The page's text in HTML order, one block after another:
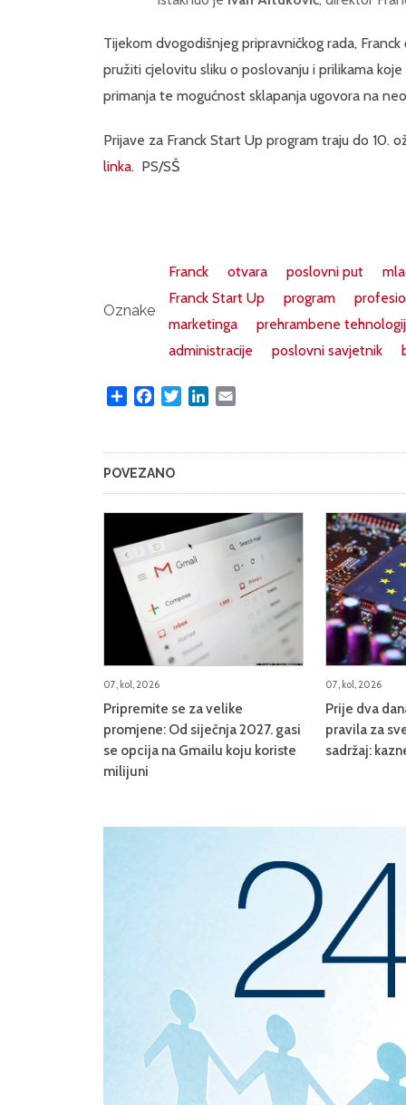
Tijekom dvogodišnjeg pripravničkog rada,
pružiti cjelovitu sliku o poslovanju i prilikama
primanja te mogućnost sklapanja ugovora na
Prijave za Franck Start Up program traju do 10.
linka. PS/SŠ
Oznake
Franck otvara poslovni put
Franck Start Up
program
marketinga
prehrambene
administracije
poslovni savjetnik
Share FacebookTwitterLinkedIn
POVEZANO
07, kol, 2026
Pripremite se za velike
promjene: Od siječnja 2027. gasi
se opcija na Gmailu koju koriste
milijuni
07, kol, 2026
Prije dva
pravila za
sadržaj: